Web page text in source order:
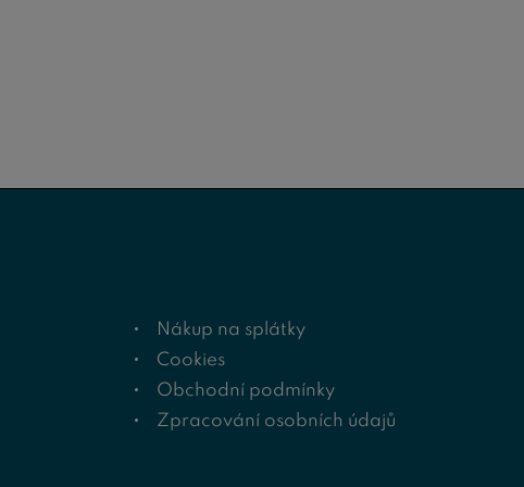
Nákup na splátky
Cookies
Obchodní podmínky
Zpracování osobních údajů